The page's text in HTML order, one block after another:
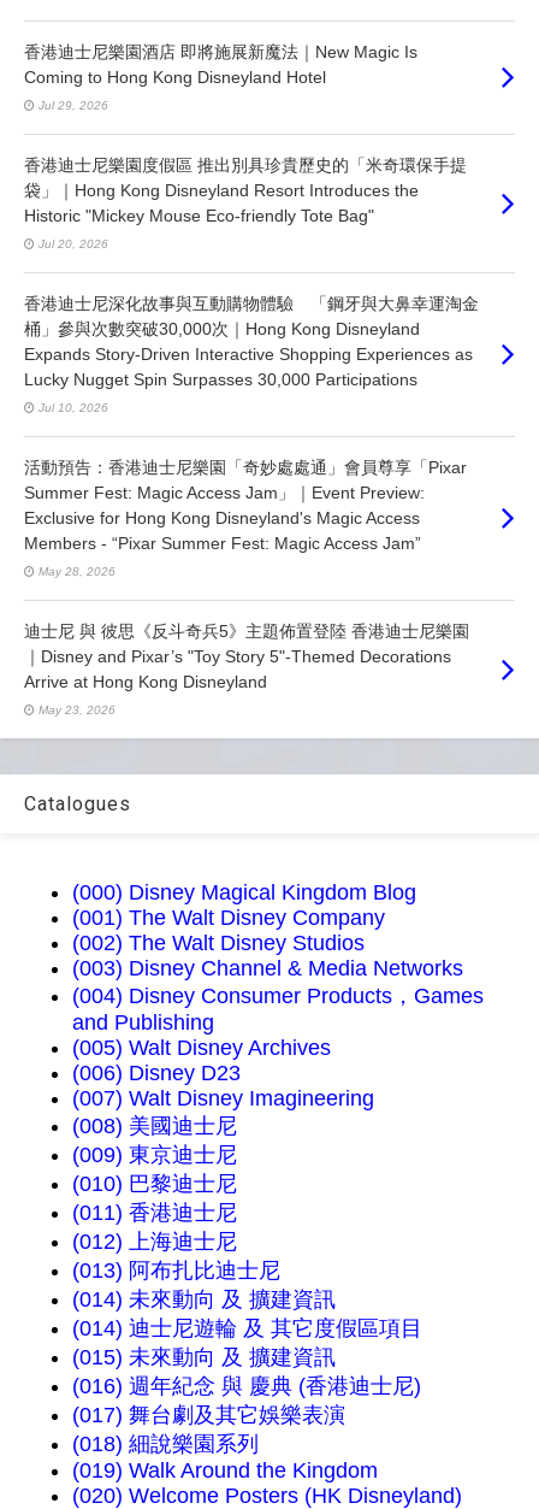
香港迪士尼樂園酒店 即將施展新魔法｜New Magic Is
Coming to Hong Kong Disneyland Hotel
Jul 29, 2026
香港迪士尼樂園度假區 推出別具珍貴歷史的「米奇環保手提
袋」｜Hong Kong Disneyland Resort Introduces the
Historic "Mickey Mouse Eco-friendly Tote Bag"
Jul 20, 2026
香港迪士尼深化故事與互動購物體驗 「鋼牙與大鼻幸運淘金
桶」參與次數突破30,000次｜Hong Kong Disneyland
Expands Story-Driven Interactive Shopping Experiences as
Lucky Nugget Spin Surpasses 30,000 Participations
Jul 10, 2026
活動預告：香港迪士尼樂園「奇妙處處通」會員尊享「Pixar
Summer Fest: Magic Access Jam」｜Event Preview:
Exclusive for Hong Kong Disneyland's Magic Access
Members - “Pixar Summer Fest: Magic Access Jam”
May 28, 2026
迪士尼 與 彼思《反斗奇兵5》主題佈置登陸 香港迪士尼樂園
｜Disney and Pixar’s "Toy Story 5"-Themed Decorations
Arrive at Hong Kong Disneyland
May 23, 2026
Catalogues
(000) Disney Magical Kingdom Blog
(001) The Walt Disney Company
(002) The Walt Disney Studios
(003) Disney Channel & Media Networks
(004) Disney Consumer Products，Games
and Publishing
(005) Walt Disney Archives
(006) Disney D23
(007) Walt Disney Imagineering
(008) 美國迪士尼
(009) 東京迪士尼
(010) 巴黎迪士尼
(011) 香港迪士尼
(012) 上海迪士尼
(013) 阿布扎比迪士尼
(014) 未來動向 及 擴建資訊
(014) 迪士尼遊輪 及 其它度假區項目
(015) 未來動向 及 擴建資訊
(016) 週年紀念 與 慶典 (香港迪士尼)
(017) 舞台劇及其它娛樂表演
(018) 細說樂園系列
(019) Walk Around the Kingdom
(020) Welcome Posters (HK Disneyland)